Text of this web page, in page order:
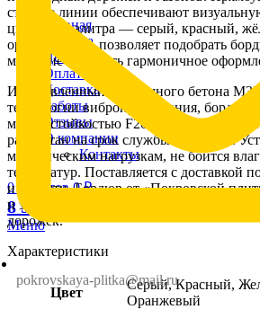
pokrovskaya-plitka@mail.ru
Главная
Укладка
Цены
Оплата
Доставка
Работы
Отзывы
О компании
Контакты
0 пунктов 0₽
8 927 161 60 16
Меню
строгие линии обеспечивают
цветовая палитра — серый, красный,
оранжевый — позволяет подобрать
мощение и создать гармоничное
Изготовленный из прочного бетона
технологии вибропрессования, бордюр
морозостойкостью F200,
рассчитан на срок службы 25–30 лет.
механическим нагрузкам, не боится
температур. Поставляется с доставкой
и области. Бордюр от «Покровской
и эстетичный элемент для
дорожек.
Характеристики
Цвет
Серый, Красный,
Оранжевый